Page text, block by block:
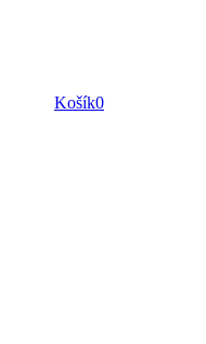
Košík0